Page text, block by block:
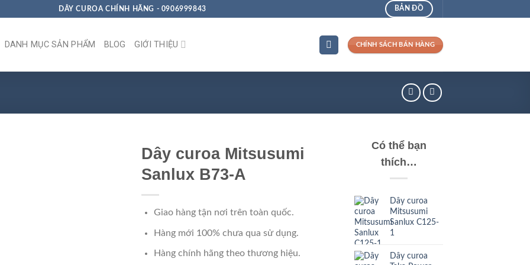
DÂY CUROA CHÍNH HÃNG - 0906999843 BẢN ĐỒ
DANH MỤC SẢN PHẨM BLOG GIỚI THIỆU CHÍNH SÁCH BÁN HÀNG
Dây curoa Mitsusumi
Sanlux B73-A
Giao hàng tận nơi trên toàn quốc.
Hàng mới 100% chưa qua sử dụng.
Hàng chính hãng theo thương hiệu.
Có thể bạn
thích…
Dây curoa
Mitsusumi
Sanlux C125-
1
Dây curoa